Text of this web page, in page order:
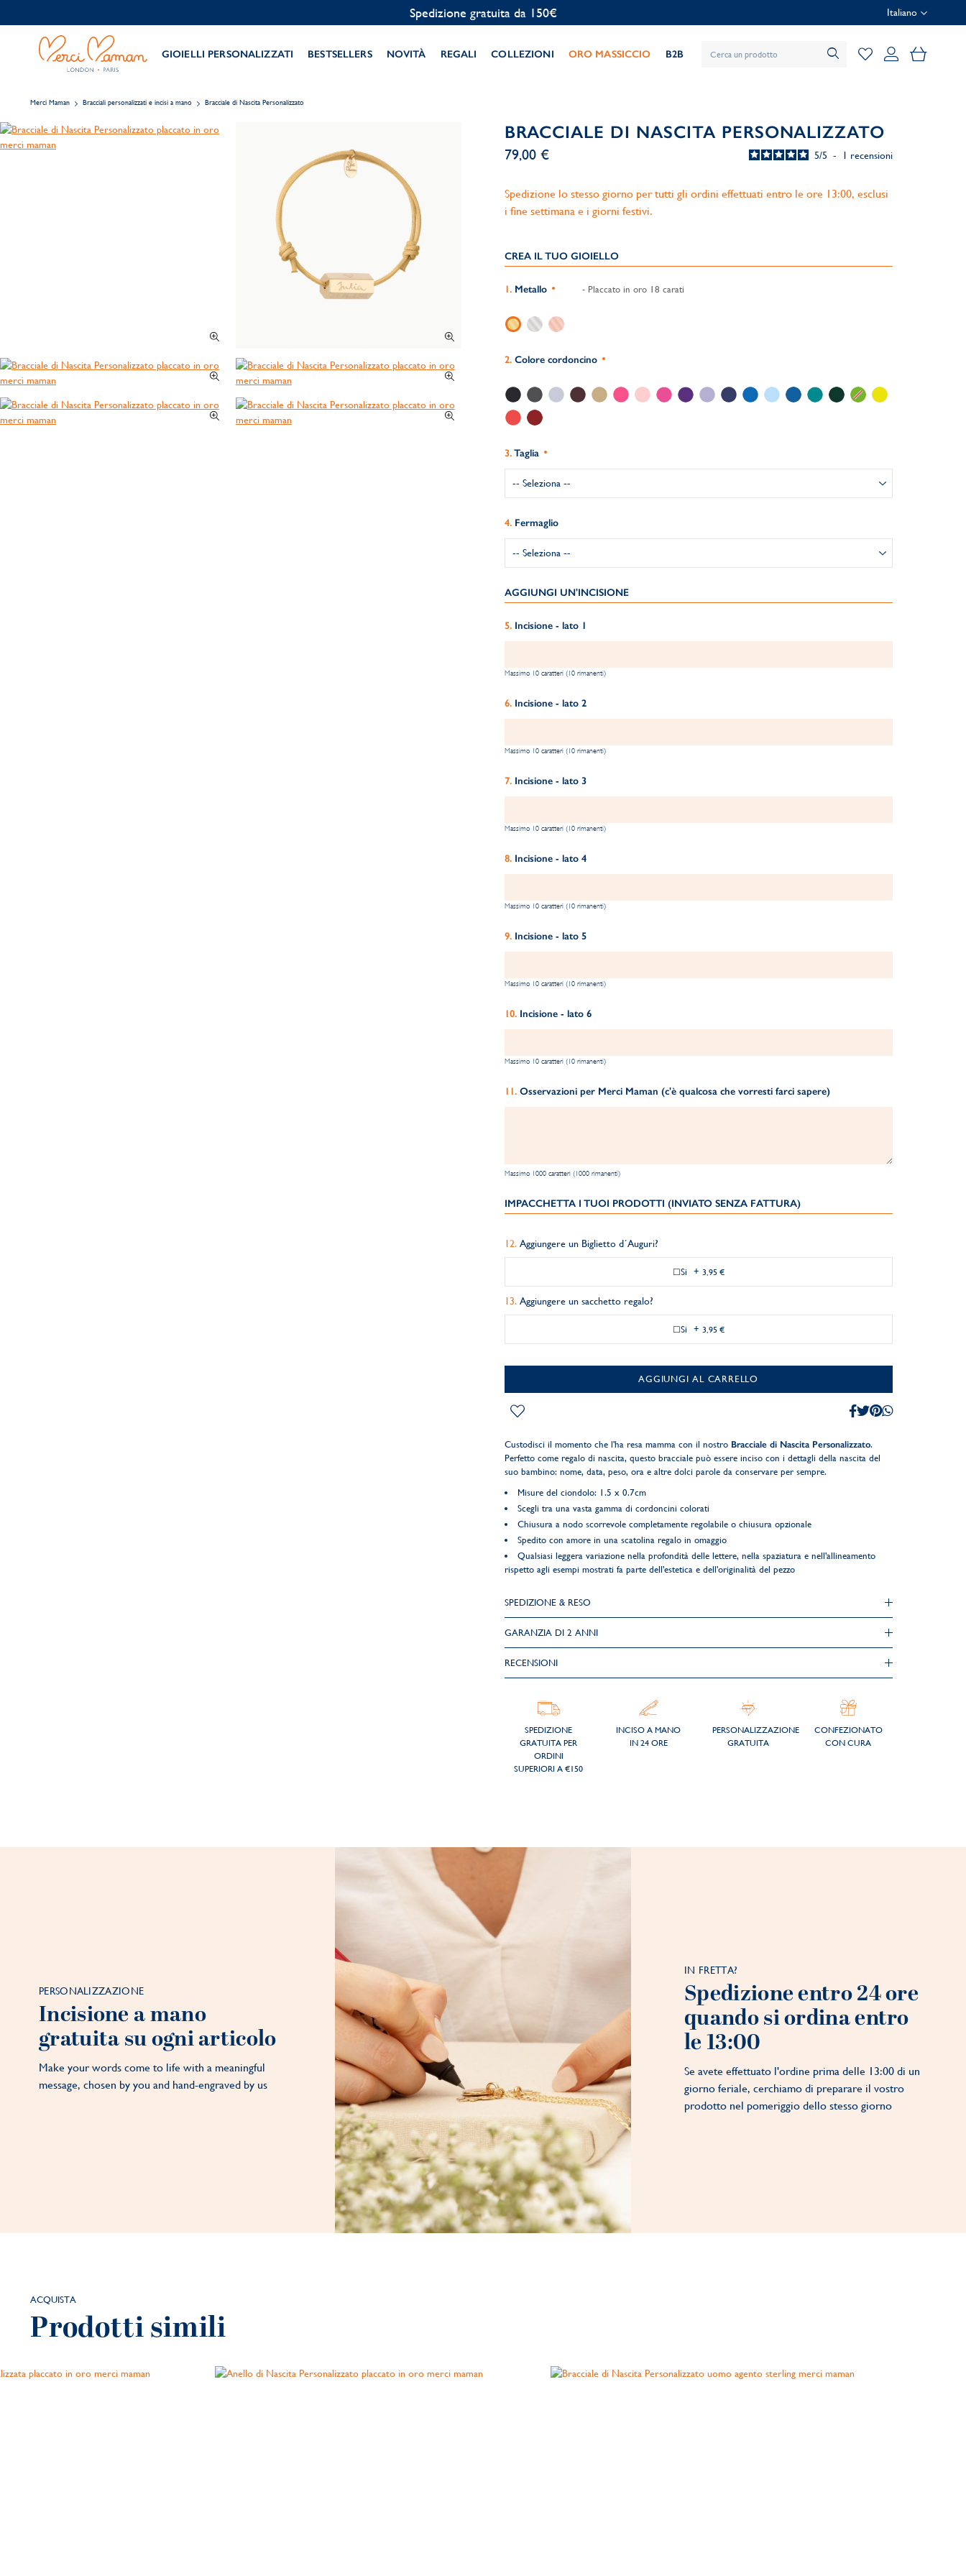
Personalizzazione gratuita Italiano
GIOIELLI PERSONALIZZATI BESTSELLERS NOVITÀ REGALI COLLEZIONI ORO MASSICCIO B2B Il mio
Merci Maman Bracciali personalizzati e incisi a mano Bracciale di Nascita Personalizzato
BRACCIALE DI NASCITA PERSONALIZZATO
5/5 - 1 recensioni
79,00 €
Spedizione lo stesso giorno per tutti gli ordini effettuati entro le ore 13:00, esclusi
i fine settimana e i giorni festivi.
CREA IL TUO GIOIELLO
Metallo - Placcato in oro 18 carati
Colore cordoncino
Taglia
Fermaglio
AGGIUNGI UN'INCISIONE
Incisione - lato 1
Massimo 10 caratteri (10 rimanenti)
Incisione - lato 2
Massimo 10 caratteri (10 rimanenti)
Incisione - lato 3
Massimo 10 caratteri (10 rimanenti)
Incisione - lato 4
Massimo 10 caratteri (10 rimanenti)
Incisione - lato 5
Massimo 10 caratteri (10 rimanenti)
Incisione - lato 6
Massimo 10 caratteri (10 rimanenti)
Osservazioni per Merci Maman (c'è qualcosa che vorresti farci sapere)
Massimo 1000 caratteri (1000 rimanenti)
IMPACCHETTA I TUOI PRODOTTI (INVIATO SENZA FATTURA)
Aggiungere un Biglietto d´Auguri?
Si + 3,95 €
Aggiungere un sacchetto regalo?
Si + 3,95 €
AGGIUNGI AL CARRELLO
Custodisci il momento che l'ha resa mamma con il nostro Bracciale di Nascita Personalizzato.
Perfetto come regalo di nascita, questo bracciale può essere inciso con i dettagli della nascita del
suo bambino: nome, data, peso, ora e altre dolci parole da conservare per sempre.
Misure del ciondolo: 1.5 x 0.7cm
Scegli tra una vasta gamma di cordoncini colorati
Chiusura a nodo scorrevole completamente regolabile o chiusura opzionale
Spedito con amore in una scatolina regalo in omaggio
Qualsiasi leggera variazione nella profondità delle lettere, nella spaziatura e nell'allineamento
rispetto agli esempi mostrati fa parte dell'estetica e dell'originalità del pezzo
SPEDIZIONE & RESO
GARANZIA DI 2 ANNI
RECENSIONI
SPEDIZIONE
GRATUITA PER
ORDINI
SUPERIORI A €150
INCISO A MANO
IN 24 ORE
PERSONALIZZAZIONE
GRATUITA
CONFEZIONATO
CON CURA
PERSONALIZZAZIONE
Incisione a mano
gratuita su ogni articolo
Make your words come to life with a meaningful
message, chosen by you and hand-engraved by us
IN FRETTA?
Spedizione entro 24 ore
quando si ordina entro
le 13:00
Se avete effettuato l'ordine prima delle 13:00 di un
giorno feriale, cerchiamo di preparare il vostro
prodotto nel pomeriggio dello stesso giorno
ACQUISTA
Prodotti simili